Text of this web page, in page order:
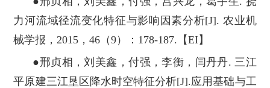
力河流域径流变化特征与影响因素分析[J]. 农业机
械学报，2015，46（9）：178-187.【EI】
●邢贞相，刘美鑫，付强，李衡，闫丹丹. 三江
平原建三江垦区降水时空特征分析[J].应用基础与工